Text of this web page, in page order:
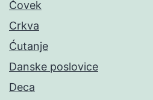
Čovek
Crkva
Ćutanje
Danske poslovice
Deca